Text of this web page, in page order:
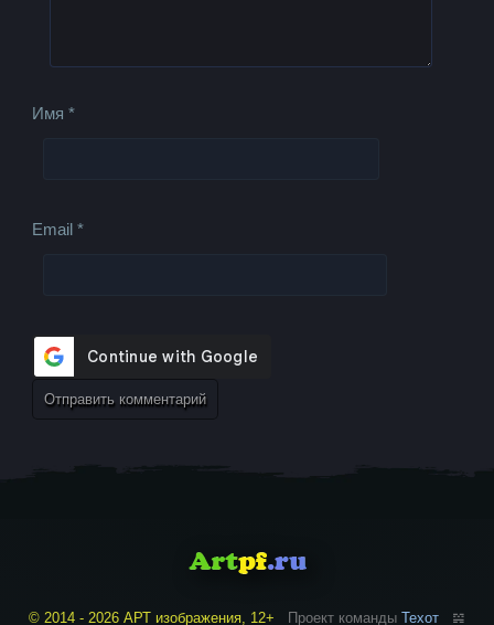
Имя*
Email*
© 2014 - 2026 АРТ изображения, 12+ Проект команды Техот 𝌴